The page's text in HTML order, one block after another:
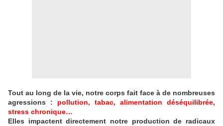
Tout au long de la vie, notre corps fait face à de nombreuses
agressions : pollution, tabac, alimentation déséquilibrée,
stress chronique…
Elles impactent directement notre production de radicaux